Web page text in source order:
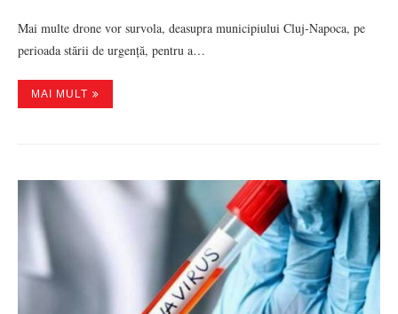
Mai multe drone vor survola, deasupra municipiului Cluj-Napoca, pe
perioada stării de urgență, pentru a…
MAI MULT